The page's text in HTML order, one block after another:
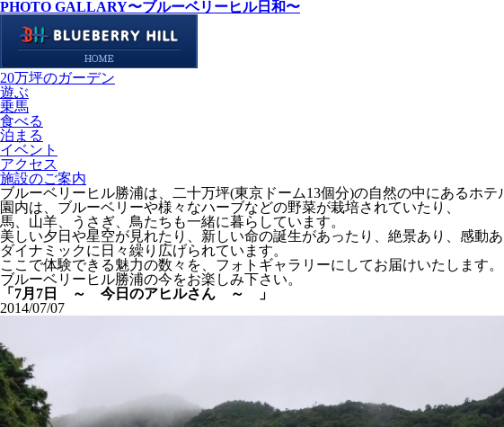
PHOTO GALLARY〜ブルーベリーヒル日和〜
20万坪のガーデン
遊ぶ
乗馬
食べる
泊まる
イベント
アクセス
施設のご案内
ブルーベリーヒル勝浦は、二十万坪(東京ドーム13個分)の自然の中にあるホテ
園内は、ブルーベリーや様々なハーブなどの野菜が栽培されていたり、
馬、山羊、うさぎ、鳥たちも一緒に暮らしています。
美しい夕日や星空が見れたり、新しい命の誕生があったり、絶景あり、感動
ダイナミックに日々繰り広げられています。
ここで体験できる魅力の数々を、フォトギャラリーにしてお届けいたします。
ブルーベリーヒル勝浦の今をお楽しみ下さい。
「7月7日 ～ 今日のアヒルさん ～ 」
2014/07/07